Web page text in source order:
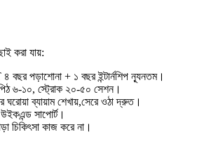
করা যায়:
বছর পড়াশোনা + ১ বছর ইন্টার্নশিপ ন্যূনতম।
পিঠ ৬-১০, স্ট্রোক ২০-৫০ সেশন।
ঘরোয়া ব্যায়াম শেখায়,সেরে ওঠা দ্রুত।
সাপোর্ট।
চিকিৎসা কাজ করে না।